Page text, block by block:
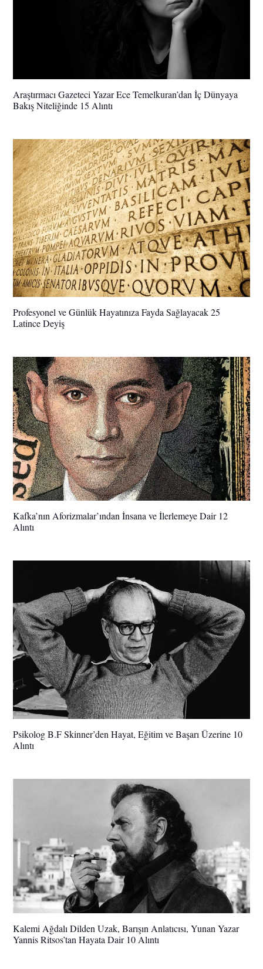
Araştırmacı Gazeteci Yazar Ece Temelkuran’dan İç Dünyaya
Bakış Niteliğinde 15 Alıntı
Profesyonel ve Günlük Hayatınıza Fayda Sağlayacak 25
Latince Deyiş
Kafka’nın Aforizmalar’ından İnsana ve İlerlemeye Dair 12
Alıntı
Psikolog B.F Skinner’den Hayat, Eğitim ve Başarı Üzerine 10
Alıntı
Kalemi Ağdalı Dilden Uzak, Barışın Anlatıcısı, Yunan Yazar
Yannis Ritsos’tan Hayata Dair 10 Alıntı